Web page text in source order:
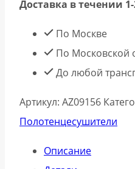
Доставка в течении
По Москве
По Московской
До любой
Артикул: AZ09156
Полотенцесушители
Описание